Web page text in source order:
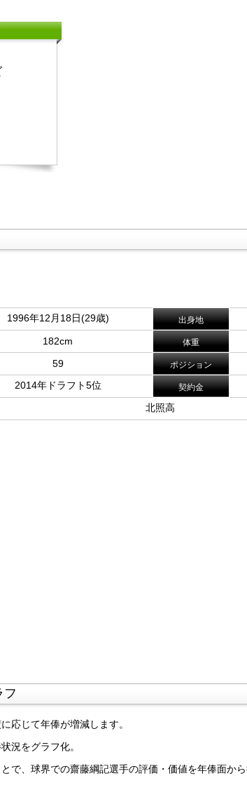
1996年12月18日(29歳) 出身地
182cm 体重
59 ポジション
2014年ドラフト5位 契約金
北照高
フ
応じて年俸が増減します。
況をグラフ化。
で、球界での齋藤綱記選手の評価・価値を年俸面から